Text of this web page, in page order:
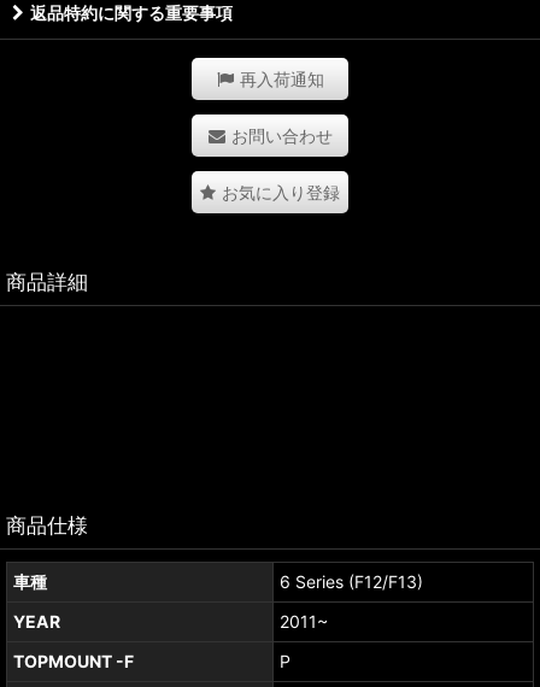
返品特約に関する重要事項
再入荷通知
お問い合わせ
お気に入り登録
商品詳細
商品仕様
車種
6 Series (F12/F13)
YEAR
2011~
TOPMOUNT -F
P